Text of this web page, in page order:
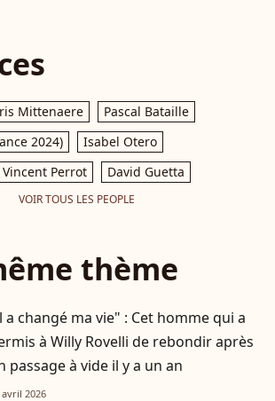
Mittenaere
Pascal Bataille
2024)
Isabel Otero
Vincent Perrot David Guetta
VOIR TOUS LES PEOPLE
thème
a changé ma vie" : Cet homme qui a
à Willy Rovelli de rebondir après
passage à vide il y a un an
avril 2026